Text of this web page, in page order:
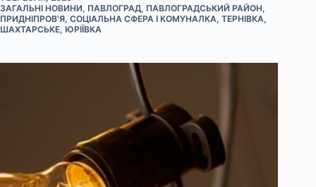
ЗАГАЛЬНІ НОВИНИ, ПАВЛОГРАД, ПАВЛОГРАДСЬКИЙ РАЙОН,
ПРИДНІПРОВ'Я, СОЦІАЛЬНА СФЕРА І КОМУНАЛКА, ТЕРНІВКА,
ШАХТАРСЬКЕ, ЮРІЇВКА